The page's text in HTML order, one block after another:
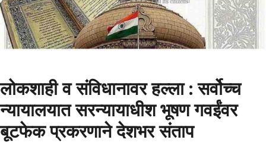
लोकशाही व संविधानावर हल्ला : सर्वोच्च
न्यायालयात सरन्यायाधीश भूषण गवईंवर
बूटफेक प्रकरणाने देशभर संताप